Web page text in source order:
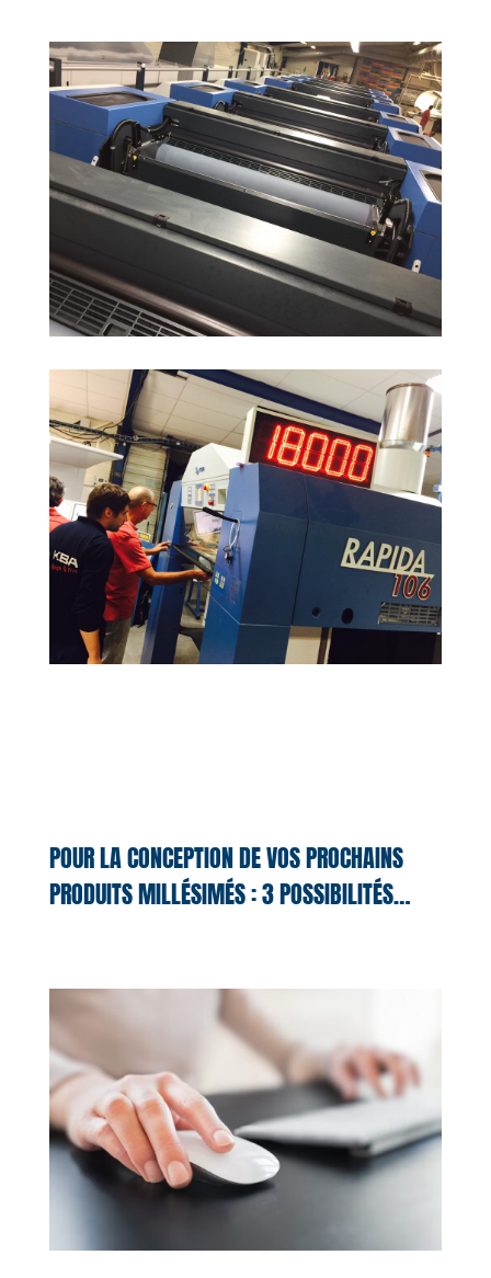
POUR LA CONCEPTION DE VOS PROCHAINS
PRODUITS MILLÉSIMÉS : 3 POSSIBILITÉS…